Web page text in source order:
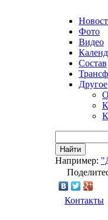
Фото
Видео
Состав
Другое
Найти
Например:
Контакты